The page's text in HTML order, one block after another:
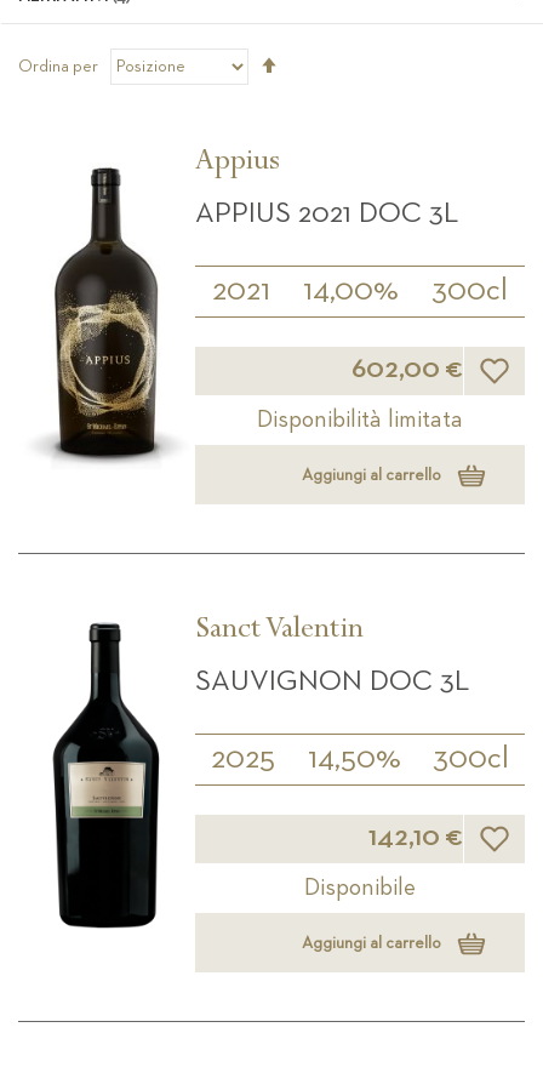
Ordina per
Appius
APPIUS 2021 DOC 3L
2021 14,00% 300cl
602,00 € Lista
Disponibilità limitata
Aggiungi al carrello
Sanct Valentin
SAUVIGNON DOC 3L
2025 14,50% 300cl
142,10 € Lista
Disponibile
Aggiungi al carrello